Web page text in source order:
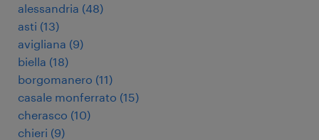
alessandria (48)
asti (13)
avigliana (9)
biella (18)
borgomanero (11)
casale monferrato (15)
cherasco (10)
chieri (9)